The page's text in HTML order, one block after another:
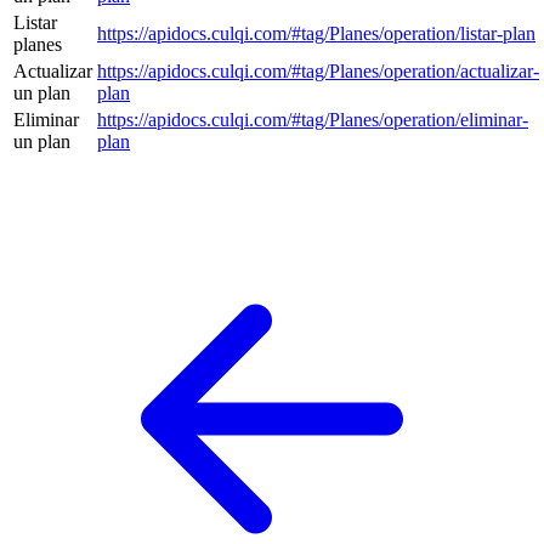
Listar
planes
https://apidocs.culqi.com/#tag/Planes/operation/listar-plan
Actualizar
un plan
https://apidocs.culqi.com/#tag/Planes/operation/actualizar-
plan
Eliminar
un plan
https://apidocs.culqi.com/#tag/Planes/operation/eliminar-
plan